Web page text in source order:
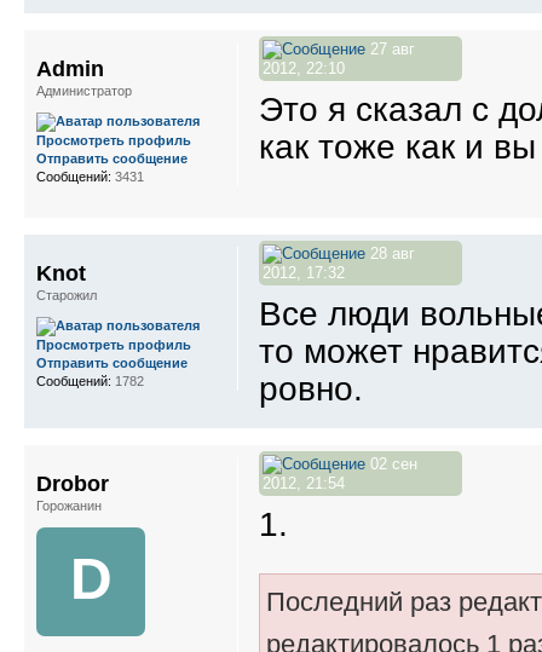
27 авг
2012, 22:10
Это я сказал с
как тоже как и
Admin
Администратор
Просмотреть профиль
Отправить сообщение
Сообщений: 3431
28 авг
2012, 17:32
Все люди
то может
ровно.
Knot
Старожил
Просмотреть профиль
Отправить сообщение
Сообщений: 1782
02 сен
2012, 21:54
1.
Последний раз
редактировалось 1
Drobor
Горожанин
D